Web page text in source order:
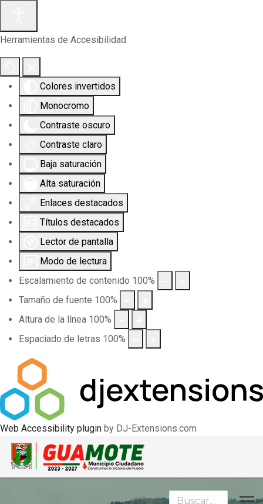
Herramientas de Accesibilidad
Colores invertidos
Monocromo
Contraste oscuro
Contraste claro
Baja saturación
Alta saturación
Enlaces destacados
Títulos destacados
Lector de pantalla
Modo de lectura
Escalamiento de contenido 100%
Tamaño de fuente 100%
Altura de la línea 100%
Espaciado de letras 100%
Web Accessibility plugin by DJ-Extensions.com
Buscar